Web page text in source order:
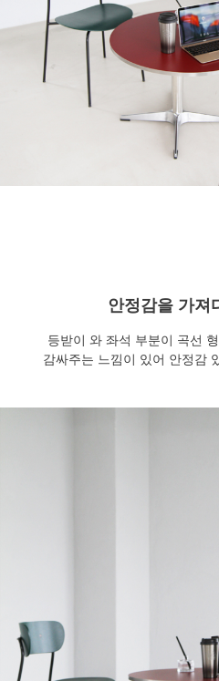
안정감을 가져
등받이 와 좌석 부분이 곡선
감싸주는 느낌이 있어 안정감